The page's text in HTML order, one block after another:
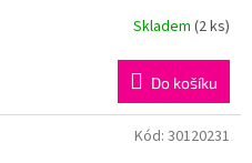
Skladem (2 ks)
Do košíku
Kód: 30120231